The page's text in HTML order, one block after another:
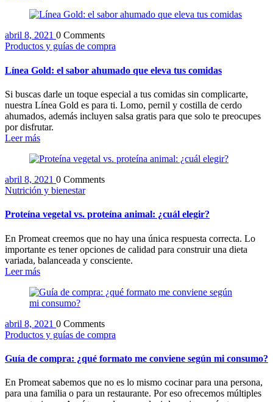
abril 8, 2021 0 Comments
Productos y guías de compra
Línea Gold: el sabor ahumado que eleva tus comidas
Si buscas darle un toque especial a tus comidas sin complicarte,
nuestra Línea Gold es para ti. Lomo, pernil y costilla de cerdo
ahumados, además incluyen salsa gratis para que solo te preocupes
por disfrutar.
Leer más
abril 8, 2021 0 Comments
Nutrición y bienestar
Proteína vegetal vs. proteína animal: ¿cuál elegir?
En Promeat creemos que no hay una única respuesta correcta. Lo
importante es tener opciones de calidad para construir una dieta
variada, balanceada y consciente.
Leer más
abril 8, 2021 0 Comments
Productos y guías de compra
Guía de compra: ¿qué formato me conviene según mi consumo?
En Promeat sabemos que no es lo mismo cocinar para una persona,
para una familia o para un restaurante. Por eso ofrecemos múltiples